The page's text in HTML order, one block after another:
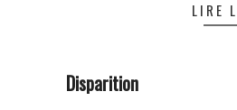
LIRE
Disparition